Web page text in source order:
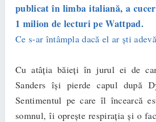
publicat în limba italiană, a
1 milion de lecturi pe Wattpad.
Ce s-ar întâmpla dacă el ar ști
Cu atâția băieți în jurul ei de
Sanders își pierde capul după
Sentimentul pe care îl încearcă
somnul, îi oprește respirația și o